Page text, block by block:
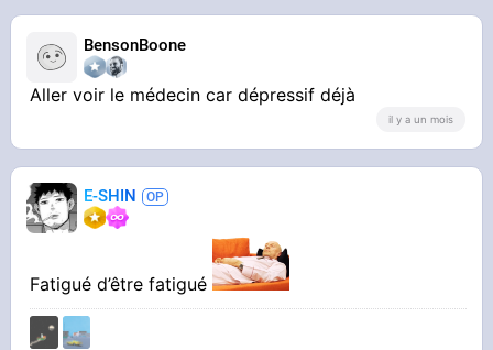
BensonBoone
Aller voir le médecin car dépressif déjà
il y a un mois
E-SHIN
Fatigué d’être fatigué